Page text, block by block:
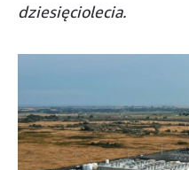
dziesięciolecia.